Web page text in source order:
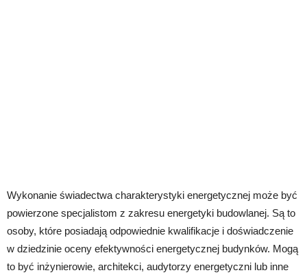
Wykonanie świadectwa charakterystyki energetycznej może być
powierzone specjalistom z zakresu energetyki budowlanej. Są to
osoby, które posiadają odpowiednie kwalifikacje i doświadczenie
w dziedzinie oceny efektywności energetycznej budynków. Mogą
to być inżynierowie, architekci, audytorzy energetyczni lub inne